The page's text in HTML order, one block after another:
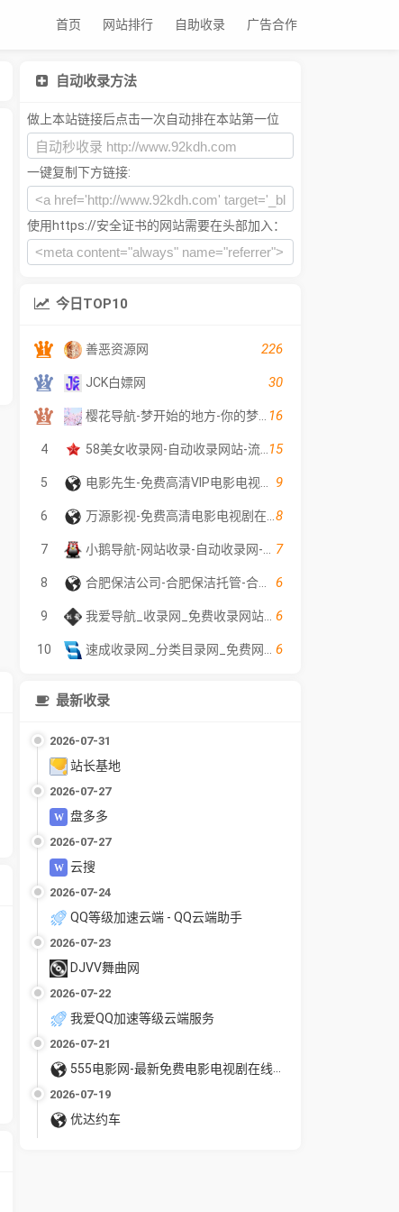
首页 网站排行 自助收录 广告合作
自动收录方法
做上本站链接后点击一次自动排在本站第一位
一键复制下方链接:
使用https://安全证书的网站需要在头部加入：
今日TOP10
善恶资源网 226
JCK白嫖网 30
16
4 15
5 9
6 8
7 7
8 6
9 6
10 6
最新收录
2026-07-31
站长基地
2026-07-27
盘多多
2026-07-27
云搜
2026-07-24
QQ等级加速云端 - QQ云端助手
2026-07-23
DJVV舞曲网
2026-07-22
我爱QQ加速等级云端服务
2026-07-21
555电影网-最新免费电影电视剧在线观看
2026-07-19
优达约车